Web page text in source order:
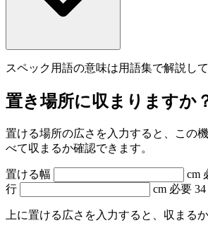
スペック用語の意味は用語集で解説し
置き場所に収まりますか
置ける場所の広さを入力すると、この
べて収まるか確認できます。
置ける幅 cm
行
cm 必要 34
上に置ける広さを入力すると、収まる